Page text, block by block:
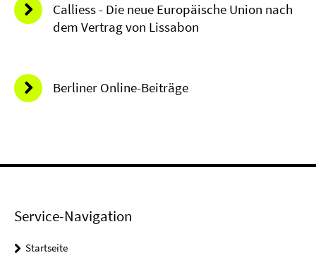
Calliess - Die neue Europäische Union nach
dem Vertrag von Lissabon
Berliner Online-Beiträge
Service-Navigation
Startseite